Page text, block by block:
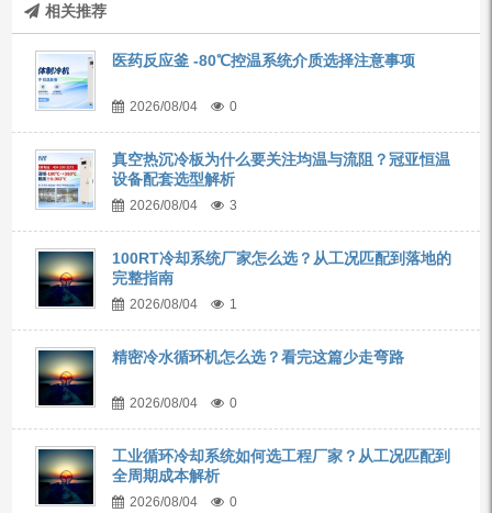
相关推荐
医药反应釜 -80℃控温系统介质选择注意事项
2026/08/04 0
真空热沉冷板为什么要关注均温与流阻？冠亚恒温
设备配套选型解析
2026/08/04 3
100RT冷却系统厂家怎么选？从工况匹配到落地的
完整指南
2026/08/04 1
精密冷水循环机怎么选？看完这篇少走弯路
2026/08/04 0
工业循环冷却系统如何选工程厂家？从工况匹配到
全周期成本解析
2026/08/04 0